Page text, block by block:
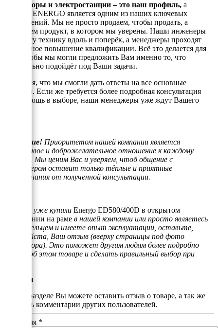
Генераторы и электростанции – это наш профиль, а
техника ENERGO является одним из наших ключевых
направлений. Мы не просто продаем, чтобы продать, а
реализуем продукт, в котором мы уверены. Наши инженеры
знают эту технику вдоль и поперёк, а менеджеры проходят
постоянное повышение квалификации. Всё это делается для
того, чтобы мы могли предложить Вам именно то, что
оптимально подойдёт под Ваши задачи.
Надеемся, что мы смогли дать ответы на все основные
вопросы. Если же требуется более подробная консультация
или помощь в выборе, наши менеджеры уже ждут Вашего
Внимание! Приоритетом нашей компании является
отзывчивое и доброжелательное отношение к каждому
клиенту. Мы ценим Вас и уверяем, чтоб общение с
менеджером оставит только тёплые и приятные
воспоминания от полученной консультации.
Если Вы уже купили Energo ED580/400D в открытом
исполнении на раме в нашей компании или просто являетесь
его владельцем и имеете опыт эксплуатации, оставьте,
пожалуйста, Ваш отзыв (вверху страницы под фото
генератора). Это поможет другим людям более подробно
узнать об этом товаре и сделать правильный выбор при
Отзывы
В этом разделе Вы можете оставить отзыв о товаре, а так же
почитать комментарии других пользователей.
Ваше имя *